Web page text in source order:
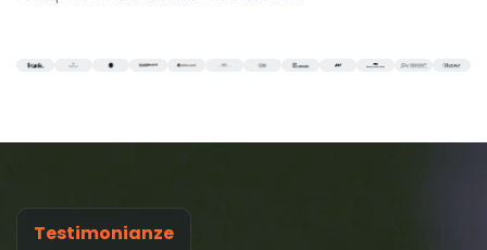
Testimonianze